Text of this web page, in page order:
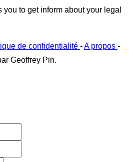
to get inform about your legal
de confidentialité -A propos -
Geoffrey Pin.